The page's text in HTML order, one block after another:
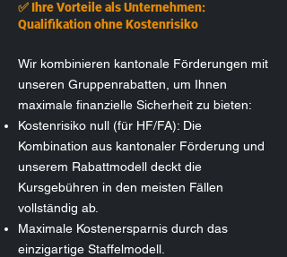
✅ Ihre Vorteile als Unternehmen:
Qualifikation ohne Kostenrisiko
Wir kombinieren kantonale Förderungen mit
unseren Gruppenrabatten, um Ihnen
maximale finanzielle Sicherheit zu bieten:
Kostenrisiko null (für HF/FA): Die
Kombination aus kantonaler Förderung und
unserem Rabattmodell deckt die
Kursgebühren in den meisten Fällen
vollständig ab.
Maximale Kostenersparnis durch das
einzigartige Staffelmodell.